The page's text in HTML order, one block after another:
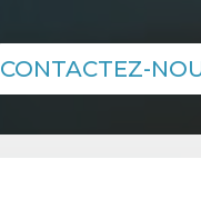
CONTACTEZ-